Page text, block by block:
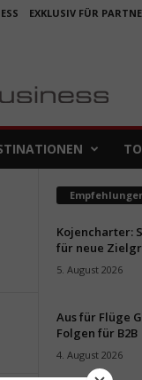
EXKLUSIV FÜR
Kojencharter:
für neue
5. August 2026
Aus für Flüge
Folgen für B2B
4. August 2026